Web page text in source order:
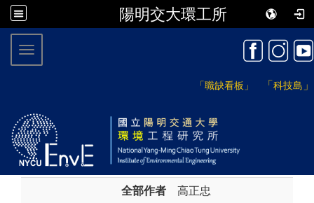
陽明交大環工所
「職缺看板」 「科技島 」
Toggle navigation
全部作者 高正忠